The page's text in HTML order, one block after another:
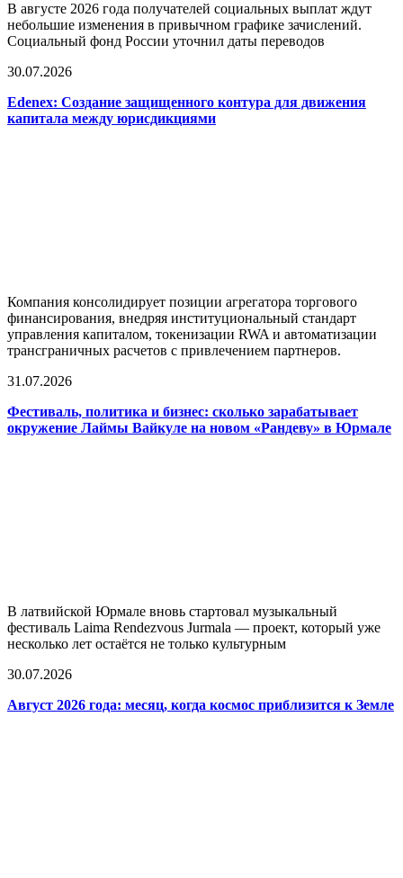
В августе 2026 года получателей социальных выплат ждут
небольшие изменения в привычном графике зачислений.
Социальный фонд России уточнил даты переводов
30.07.2026
Edenex: Создание защищенного контура для движения
капитала между юрисдикциями
Компания консолидирует позиции агрегатора торгового
финансирования, внедряя институциональный стандарт
управления капиталом, токенизации RWA и автоматизации
трансграничных расчетов с привлечением партнеров.
31.07.2026
Фестиваль, политика и бизнес: сколько зарабатывает
окружение Лаймы Вайкуле на новом «Рандеву» в Юрмале
В латвийской Юрмале вновь стартовал музыкальный
фестиваль Laima Rendezvous Jurmala — проект, который уже
несколько лет остаётся не только культурным
30.07.2026
Август 2026 года: месяц, когда космос приблизится к Земле